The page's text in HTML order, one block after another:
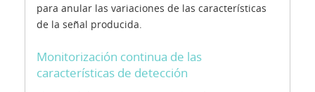
para anular las variaciones de las características
de la señal producida.
Monitorización continua de las
características de detección